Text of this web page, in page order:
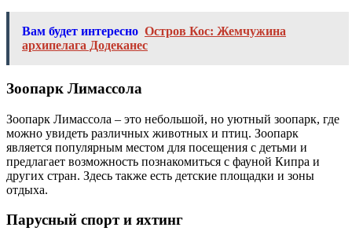
Вам будет интересно Остров Кос: Жемчужина
архипелага Додеканес
Зоопарк Лимассола
Зоопарк Лимассола – это небольшой, но уютный зоопарк, где
можно увидеть различных животных и птиц. Зоопарк
является популярным местом для посещения с детьми и
предлагает возможность познакомиться с фауной Кипра и
других стран. Здесь также есть детские площадки и зоны
отдыха.
Парусный спорт и яхтинг